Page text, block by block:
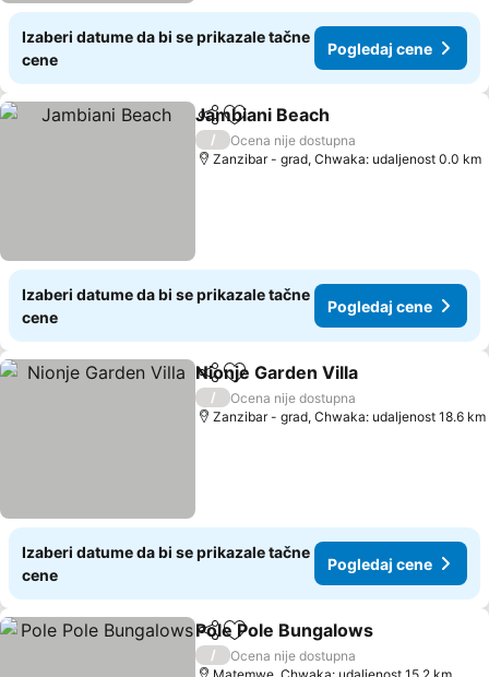
Izaberi datume da bi se prikazale tačne
cene
Pogledaj cene
Deli Dodati u favorite
Jambiani Beach
/
Ocena nije dostupna
Zanzibar - grad, Chwaka: udaljenost 0.0 km
Izaberi datume da bi se prikazale tačne
cene
Pogledaj cene
Deli Dodati u favorite
Nionje Garden Villa
/
Ocena nije dostupna
Zanzibar - grad, Chwaka: udaljenost 18.6 km
Izaberi datume da bi se prikazale tačne
cene
Pogledaj cene
Deli Dodati u favorite
Pole Pole Bungalows
/
Ocena nije dostupna